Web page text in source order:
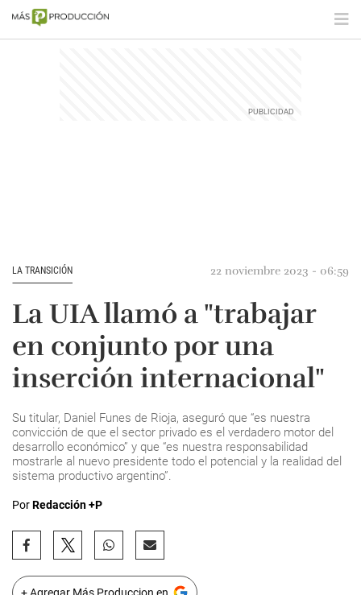
LA TRANSICIÓN 22 noviembre 2023 - 06:59
La UIA llamó a "trabajar
en conjunto por una
inserción internacional"
Su titular, Daniel Funes de Rioja, aseguró que “es nuestra
convicción de que el sector privado es el verdadero motor del
desarrollo económico” y que “es nuestra responsabilidad
mostrarle al nuevo presidente todo el potencial y la realidad del
sistema productivo argentino”.
PorRedacción +P